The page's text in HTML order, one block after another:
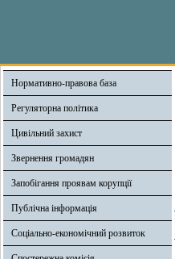
Нормативно-правова база
Регуляторна політика
Цивільний захист
Звернення громадян
Запобігання проявам корупції
Публічна інформація
Соціально-економічний розвиток